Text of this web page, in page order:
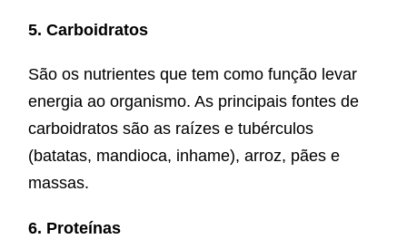
5. Carboidratos
São os nutrientes que tem como função levar
energia ao organismo. As principais fontes de
carboidratos são as raízes e tubérculos
(batatas, mandioca, inhame), arroz, pães e
massas.
6. Proteínas